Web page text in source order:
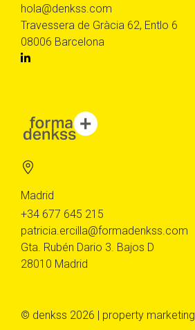
hola@denkss.com
Travessera de Gràcia 62, Entlo 6
08006 Barcelona
Madrid
+34 677 645 215
patricia.ercilla@formadenkss.com
Gta. Rubén Dario 3. Bajos D
28010 Madrid
© denkss 2026 | property marketing